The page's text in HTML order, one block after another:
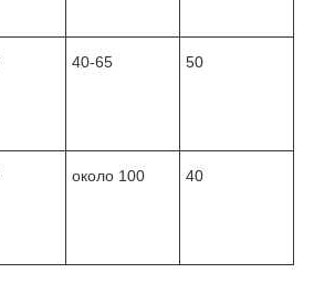
40-65 50
около 100 40